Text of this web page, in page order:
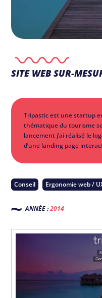
SITE WEB SUR-
Tripastic est une startup
thématique du tourisme
lancement j’ai réalisé le
d’une landing page
Conseil Ergonomie web /
ANNÉE :2014